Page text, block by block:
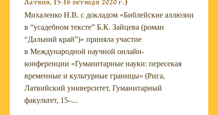
Латвия, 15-16 октября 2020 г.)
Михаленко Н.В. с докладом «Библейские аллюзии
в “усадебном тексте” Б.К. Зайцева (роман
“Дальний край”)» приняла участие
в Международной научной онлайн-
конференции «Гуманитарные науки: пересекая
временные и культурные границы» (Рига,
Латвийский университет, Гуманитарный
факультет, 15–...